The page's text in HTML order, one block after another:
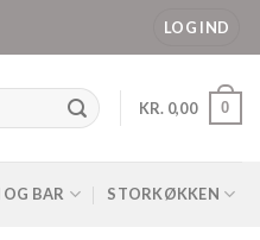
LOG IND
KR. 0,00 0
BAR STORKØKKEN